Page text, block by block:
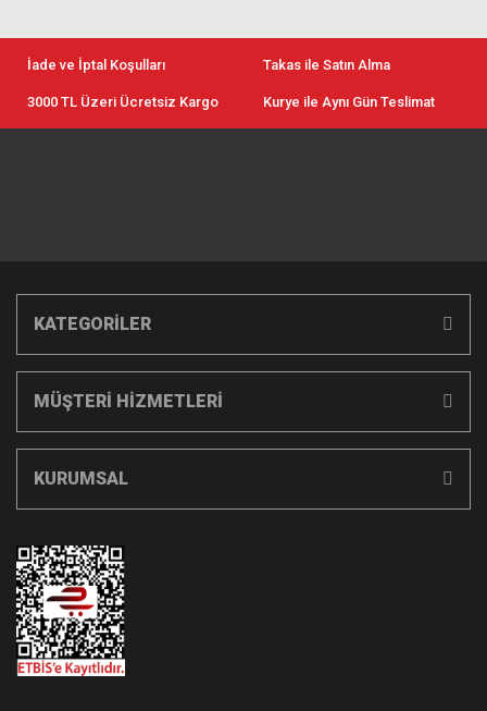
İade ve İptal Koşulları Takas ile Satın Alma
3000 TL Üzeri Ücretsiz Kargo Kurye ile Aynı Gün Teslimat
KATEGORİLER
MÜŞTERİ HİZMETLERİ
KURUMSAL